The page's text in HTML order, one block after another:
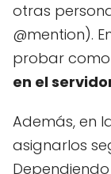
otras
@mention).
probar como
en el
Además, en
asignarlos